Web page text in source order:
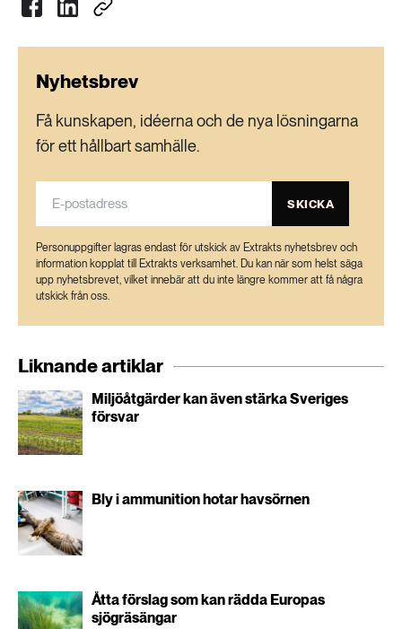
Nyhetsbrev
Få kunskapen, idéerna och de nya lösningarna
för ett hållbart samhälle.
SKICKA
Personuppgifter lagras endast för utskick av Extrakts nyhetsbrev och
information kopplat till Extrakts verksamhet. Du kan när som helst säga
upp nyhetsbrevet, vilket innebär att du inte längre kommer att få några
utskick från oss.
Liknande artiklar
Miljöåtgärder kan även stärka Sveriges
försvar
Bly i ammunition hotar havsörnen
Åtta förslag som kan rädda Europas
sjögräsängar